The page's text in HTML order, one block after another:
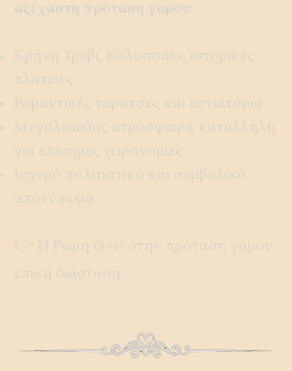
αξέχαστη πρόταση γάμου:
Κρήνη Τρέβι, Κολοσσαίο, ιστορικές
πλατείες
Ρομαντικές ταράτσες και εστιατόρια
Μεγαλειώδης ατμόσφαιρα κατάλληλη
για επίσημες χειρονομίες
Ισχυρό πολιτιστικό και συμβολικό
αποτύπωμα
👉 Η Ρώμη δίνει στην πρόταση γάμου
επική διάσταση.